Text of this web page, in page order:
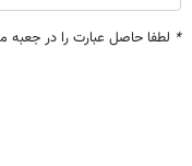
* لطفا حاصل عبارت را در جعبه